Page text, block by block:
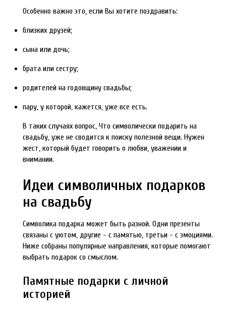
Особенно важно это, если Вы хотите поздравить:
близких друзей;
сына или дочь;
брата или сестру;
родителей на годовщину свадьбы;
пару, у которой, кажется, уже все есть.
В таких случаях вопрос, Что символически подарить на
свадьбу, уже не сводится к поиску полезной вещи. Нужен
жест, который будет говорить о любви, уважении и
внимании.
Идеи символичных подарков
на свадьбу
Символика подарка может быть разной. Одни презенты
связаны с уютом, другие - с памятью, третьи - с эмоциями.
Ниже собраны популярные направления, которые помогают
выбрать подарок со смыслом.
Памятные подарки с личной
историей